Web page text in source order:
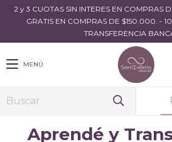
2 y 3 CUOTAS SIN INTERES EN COMPRAS
GRATIS EN COMPRAS DE $150.000. -
TRANSFERENCIA
MENÚ
Aprendé y